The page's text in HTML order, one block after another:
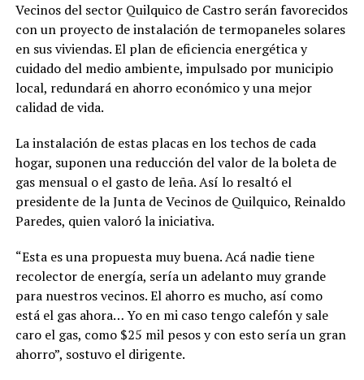
Vecinos del sector Quilquico de Castro serán favorecidos
con un proyecto de instalación de termopaneles solares
en sus viviendas. El plan de eficiencia energética y
cuidado del medio ambiente, impulsado por municipio
local, redundará en ahorro económico y una mejor
calidad de vida.
La instalación de estas placas en los techos de cada
hogar, suponen una reducción del valor de la boleta de
gas mensual o el gasto de leña. Así lo resaltó el
presidente de la Junta de Vecinos de Quilquico, Reinaldo
Paredes, quien valoró la iniciativa.
“Esta es una propuesta muy buena. Acá nadie tiene
recolector de energía, sería un adelanto muy grande
para nuestros vecinos. El ahorro es mucho, así como
está el gas ahora… Yo en mi caso tengo calefón y sale
caro el gas, como $25 mil pesos y con esto sería un gran
ahorro”, sostuvo el dirigente.